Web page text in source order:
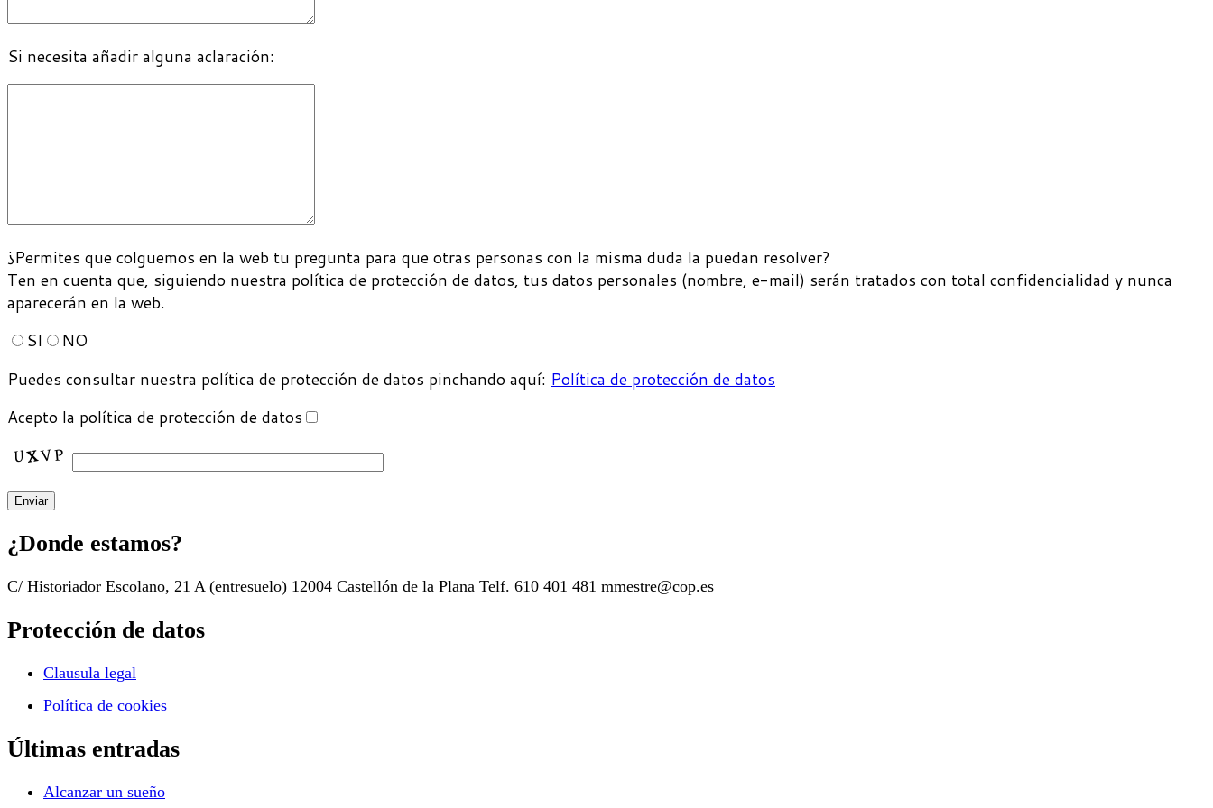
Si necesita añadir alguna aclaración:
¿Permites que colguemos en la web tu pregunta para que otras personas con la misma duda la puedan resolver?
Ten en cuenta que, siguiendo nuestra política de protección de datos, tus datos personales (nombre, e-mail) serán tratados con total confidencialidad y nunca
aparecerán en la web.
SI
NO
Puedes consultar nuestra política de protección de datos pinchando aquí: Política de protección de datos
Acepto la política de protección de datos
¿Donde estamos?
C/ Historiador Escolano, 21 A (entresuelo) 12004 Castellón de la Plana Telf. 610 401 481 mmestre@cop.es
Protección de datos
Clausula legal
Política de cookies
Últimas entradas
Alcanzar un sueño